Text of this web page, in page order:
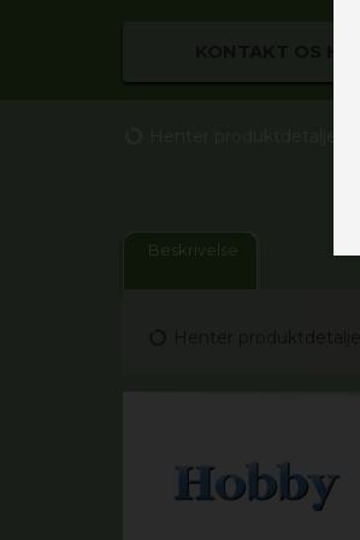
Beskrivelse